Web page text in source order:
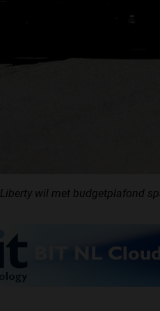
Liberty wil met budgetplafond